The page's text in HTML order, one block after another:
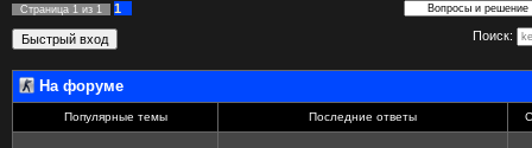
Страница 1 из 1
1
Поиск:
На форуме
Популярные темы Последние ответы